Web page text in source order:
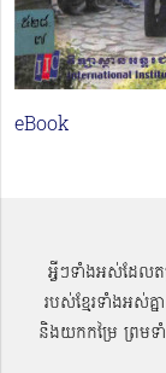
eBook
អ្វីៗទាំងអស់ដែលត
របស់ខ្មែរទាំងអស់
និងយកកម្រៃ ព្រមទ